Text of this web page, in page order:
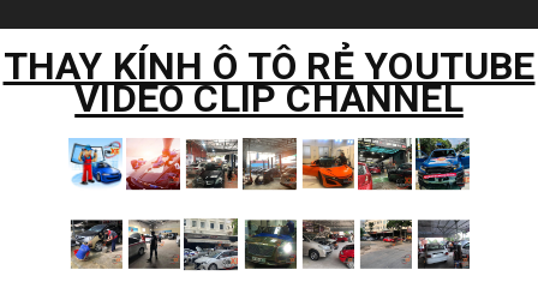
THAY KÍNH Ô TÔ RẺ YOUTUBE
VIDEO CLIP CHANNEL